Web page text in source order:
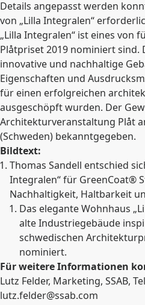
Details angepasst werden
von „Lilla Integralen“
„Lilla Integralen“ ist eines von
Plåtpriset 2019 nominiert sind.
innovative und nachhaltige
Eigenschaften und
für einen erfolgreichen
ausgeschöpft wurden. Der
Architekturveranstaltung Plåt
(Schweden) bekanntgegeben.
Bildtext:
Thomas Sandell entschied
Integralen“ für GreenCoat®
Nachhaltigkeit, Haltbarkeit
Das elegante Wohnhaus
alte Industriegebäude
schwedischen
nominiert.
Für weitere Informationen
Lutz Felder, Marketing, SSAB,
lutz.felder@ssab.com